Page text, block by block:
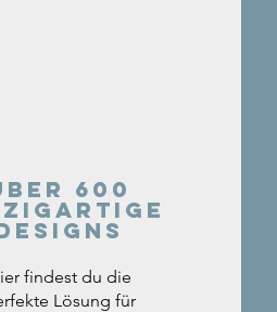
600
findest du die
Lösung für